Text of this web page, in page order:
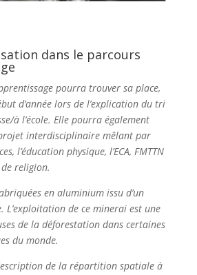
dans le parcours
pourra trouver sa place,
d’année lors de l’explication du tri
à l’école. Elle pourra également
interdisciplinaire mêlant par
l’éducation physique, l’ECA, FMTTN
religion.
en aluminium issu d’un
L’exploitation de ce minerai est une
de la déforestation dans certaines
du monde.
de la répartition spatiale à